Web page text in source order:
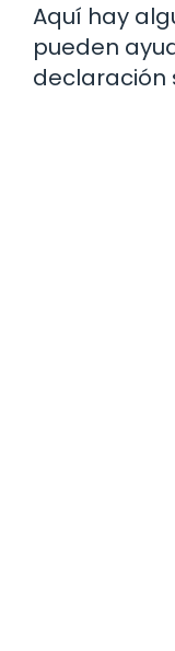
Aquí hay
pueden
declaración